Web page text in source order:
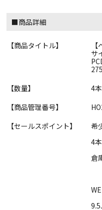
■商品詳細
【商品タイトル】
サ
【数量】
4本
【商品管理番号】
【セールスポイント】
希
4
倉